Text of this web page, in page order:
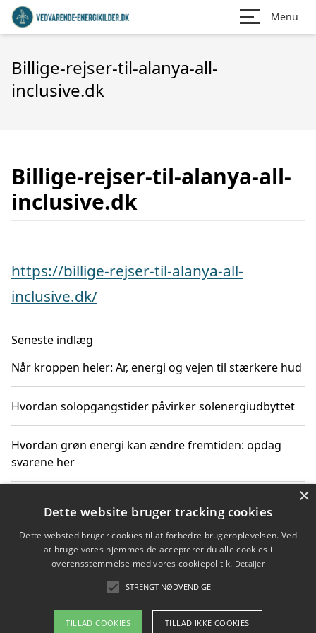
Menu
Billige-rejser-til-alanya-all-
inclusive.dk
Billige-rejser-til-alanya-all-
inclusive.dk
https://billige-rejser-til-alanya-all-
inclusive.dk/
Seneste indlæg
Når kroppen heler: Ar, energi og vejen til stærkere hud
Hvordan solopgangstider påvirker solenergiudbyttet
Hvordan grøn energi kan ændre fremtiden: opdag
svarene her
solenergiudnyttelse
Hvordan du får svar på energispørgsmål om
×
Dette website bruger tracking cookies
Dette websted bruger cookies til at forbedre brugeroplevelsen. Ved
at bruge vores hjemmeside accepterer du alle cookies i
overensstemmelse med vores cookiepolitik. Detaljer
STRENGT NØDVENDIGE
TILLAD COOKIES TILLAD IKKE COOKIES